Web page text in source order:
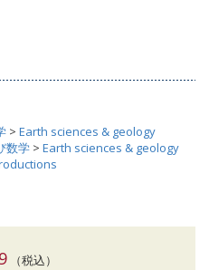
> Earth sciences & geology
数学 > Earth sciences & geology
（税込）